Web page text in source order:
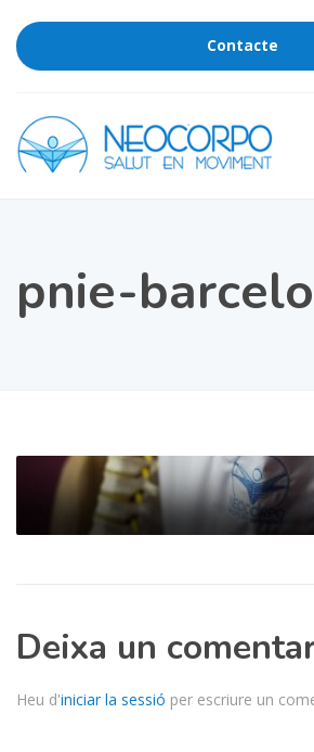
Contacte
pnie-
Deixa un
Heu d'iniciar la sessió per escriure un